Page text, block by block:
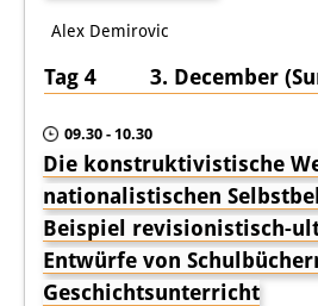
Alex Demirovic
Tag 4 3. December
09.30 - 10.30
Die konstruktivistische
nationalistischen
Beispiel revisionistisch-
Entwürfe von
Geschichts­unterricht